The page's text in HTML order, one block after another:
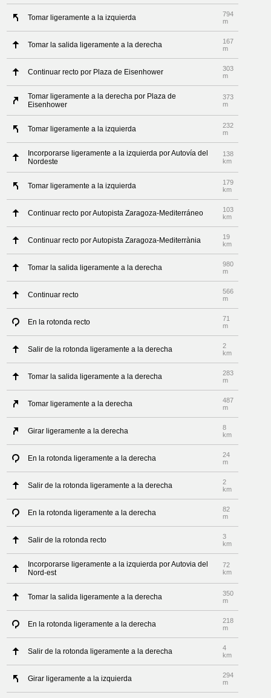
Tomar ligeramente a la izquierda
794
m
Tomar la salida ligeramente a la derecha
167
m
Continuar recto por Plaza de Eisenhower
303
m
Tomar ligeramente a la derecha por Plaza de
Eisenhower
373
m
Tomar ligeramente a la izquierda
232
m
Incorporarse ligeramente a la izquierda por Autovía del
Nordeste
138
km
Tomar ligeramente a la izquierda
179
km
Continuar recto por Autopista Zaragoza-Mediterráneo
103
km
Continuar recto por Autopista Zaragoza-Mediterrània
19
km
Tomar la salida ligeramente a la derecha
980
m
Continuar recto
566
m
En la rotonda recto
71
m
Salir de la rotonda ligeramente a la derecha
2
km
Tomar la salida ligeramente a la derecha
283
m
Tomar ligeramente a la derecha
487
m
Girar ligeramente a la derecha
8
km
En la rotonda ligeramente a la derecha
24
m
Salir de la rotonda ligeramente a la derecha
2
km
En la rotonda ligeramente a la derecha
82
m
Salir de la rotonda recto
3
km
Incorporarse ligeramente a la izquierda por Autovia del
Nord-est
72
km
Tomar la salida ligeramente a la derecha
350
m
En la rotonda ligeramente a la derecha
218
m
Salir de la rotonda ligeramente a la derecha
4
km
Girar ligeramente a la izquierda
294
m